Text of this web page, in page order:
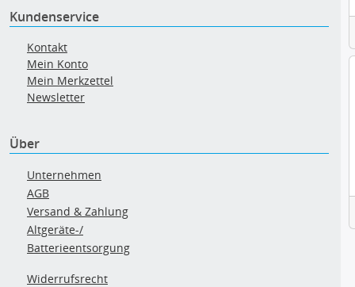
Kundenservice
Kontakt
Mein Konto
Mein Merkzettel
Newsletter
Über
Unternehmen
AGB
Versand & Zahlung
Altgeräte-/
Batterieentsorgung
Widerrufsrecht